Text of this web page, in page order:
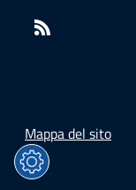
Mappa del sito